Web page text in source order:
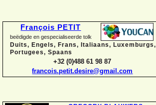
François PETIT
beëdigde en gespecialiseerde tolk
Duits, Engels, Frans, Italiaans, Luxemburgs,
Portugees, Spaans
+32 (0)488 61 98 87
francois.petit.desire@gmail.com